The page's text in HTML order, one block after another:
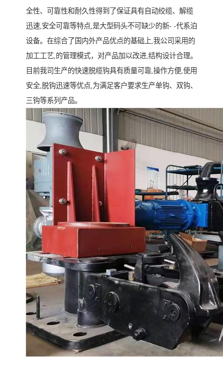
全性、可靠性和耐久性得到了保证具有自动绞缆、解缆
迅速,安全可靠等特点,是大型码头不可缺少的新- -代系泊
设备。在综合了国内外产品优点的基础上,我公司采用的
加工工艺,的管理模式，对产品加以改进,结构设计合理。
目前我司生产的快速脱缆钩具有质量可靠,操作方便,使用
安全,脱钩迅速等优点,为满足客户要求生产单钩、双钩、
三钩等系列产品。